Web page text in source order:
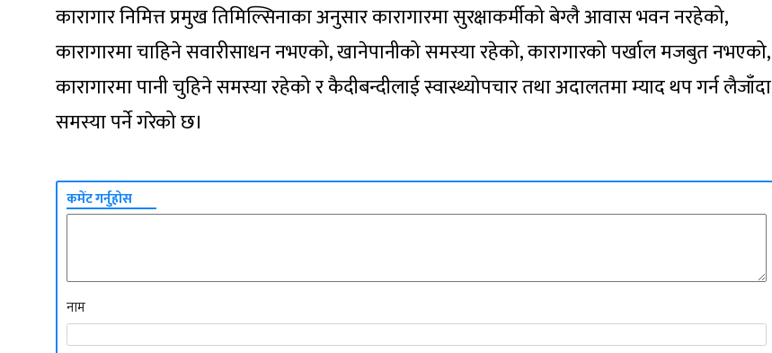
कारागार निमित्त प्रमुख तिमिल्सिनाका अनुसार कारागारमा सुरक्षाकर्मीको बेग्लै आवास भवन नरहेको,
कारागारमा चाहिने सवारीसाधन नभएको, खानेपानीको समस्या रहेको, कारागारको पर्खाल मजबुत नभएको,
कारागारमा पानी चुहिने समस्या रहेको र कैदीबन्दीलाई स्वास्थ्योपचार तथा अदालतमा म्याद थप गर्न लैजाँदा
समस्या पर्ने गरेको छ।
कमेंट गर्नुहोस
नाम